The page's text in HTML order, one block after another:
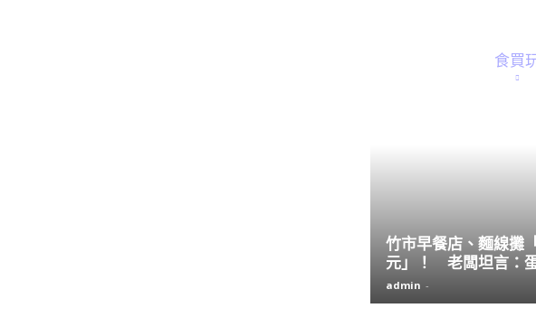
食買
竹市早餐店、麵線攤
元」！ 老闆坦言：
admin -